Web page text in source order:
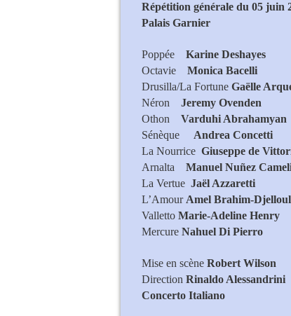
Répétition générale du 05 juin
Palais Garnier
Poppée Karine Deshayes
Octavie Monica Bacelli
Drusilla/La Fortune Gaëlle
Néron Jeremy Ovenden
Othon Varduhi Abrahamyan
Sénèque Andrea Concetti
La Nourrice Giuseppe de
Arnalta Manuel Nuñez
La Vertue Jaël Azzaretti
L’Amour Amel Brahim-Djelloul
Valletto Marie-Adeline Henry
Mercure Nahuel Di Pierro
Mise en scène Robert Wilson
Direction Rinaldo Alessandrini
Concerto Italiano